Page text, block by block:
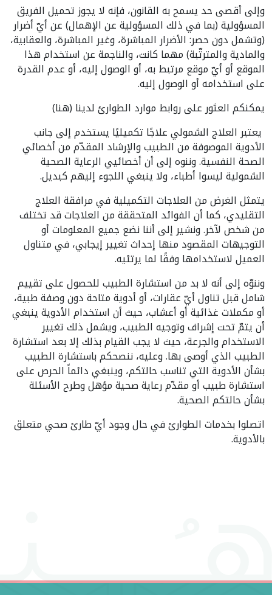
وإلى أقصى حد يسمح به القانون، فإنه لا يجوز تحميل الفريق
المسؤولية (بما في ذلك المسؤولية عن الإهمال) عن أيّ أضرار
(وتشمل دون حصر: الأضرار المباشرة، وغير المباشرة، والعقابية،
والمادية والمترتّبة) مهما كانت، والناجمة عن استخدام هذا
الموقع أو أيّ موقع مرتبط به، أو الوصول إليه، أو عدم القدرة
على استخدامه أو الوصول إليه.
يمكنكم العثور على روابط موارد الطوارئ لدينا (هنا)
يعتبر العلاج الشمولي علاجًا تكميليًا يستخدم إلى جانب
الأدوية الموصوفة من الطبيب والإرشاد المقدّم من أخصائي
الصحة النفسية. وننوه إلى أن أخصائيي الرعاية الصحية
الشمولية ليسوا أطباء، ولا ينبغي اللجوء إليهم كبديل.
يتمثل الغرض من العلاجات التكميلية في مرافقة العلاج
التقليدي، كما أن الفوائد المتحققة من العلاجات قد تختلف
من شخص لآخر. ونشير إلى أننا نضع جميع المعلومات أو
التوجيهات المقصود منها إحداث تغيير إيجابي، في متناول
العميل لاستخدامها وفقًا لما يرتئيه.
وننوّه إلى أنه لا بد من استشارة الطبيب للحصول على تقييم
شامل قبل تناول أيّ عقارات، أو أدوية متاحة دون وصفة طبية،
أو مكملات غذائية أو أعشاب، حيث أن استخدام الأدوية ينبغي
أن يتمّ تحت إشراف وتوجيه الطبيب، ويشمل ذلك تغيير
الاستخدام والجرعة، حيث لا يجب القيام بذلك إلا بعد استشارة
الطبيب الذي أوصى بها. وعليه، ننصحكم باستشارة الطبيب
بشأن الأدوية التي تناسب حالتكم، وينبغي دائماً الحرص على
استشارة طبيب أو مقدّم رعاية صحية مؤهل وطرح الأسئلة
بشأن حالتكم الصحية.
اتصلوا بخدمات الطوارئ في حال وجود أيّ طارئ صحي متعلق
بالأدوية.